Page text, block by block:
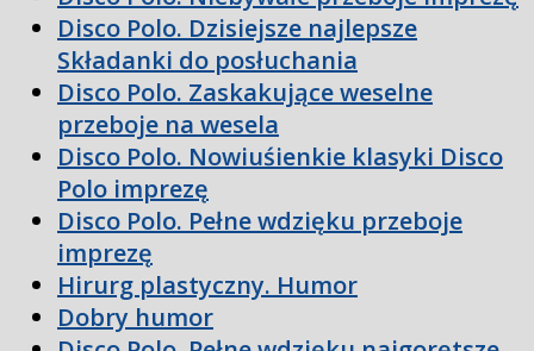
Disco Polo. Dzisiejsze najlepsze
Składanki do posłuchania
Disco Polo. Zaskakujące weselne
przeboje na wesela
Disco Polo. Nowiuśienkie klasyki Disco
Polo imprezę
Disco Polo. Pełne wdzięku przeboje
imprezę
Hirurg plastyczny. Humor
Dobry humor